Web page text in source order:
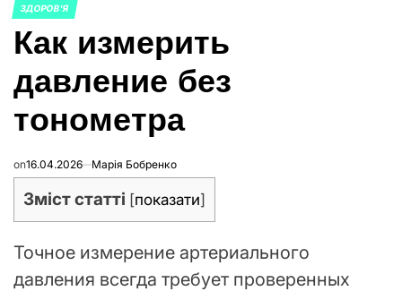
ОПУБЛИКОВАНО
В
ЗДОРОВ'Я
Как измерить
давление без
тонометра
on16.04.2026 Марія Бобренко
Зміст статті [показати]
Точное измерение артериального
давления всегда требует проверенных